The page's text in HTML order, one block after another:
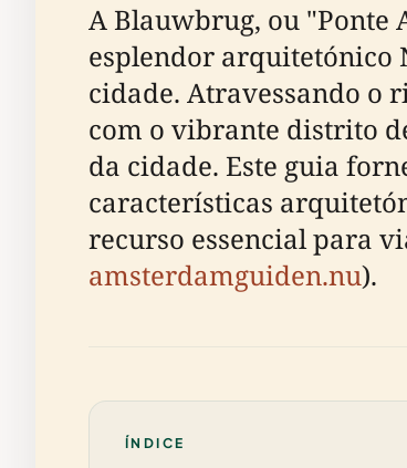
A Blauwbrug, ou "Ponte
esplendor arquitetónico
cidade. Atravessando o
com o vibrante distrito
da cidade. Este guia
características
recurso essencial para
amsterdamguiden.nu).
ÍNDICE